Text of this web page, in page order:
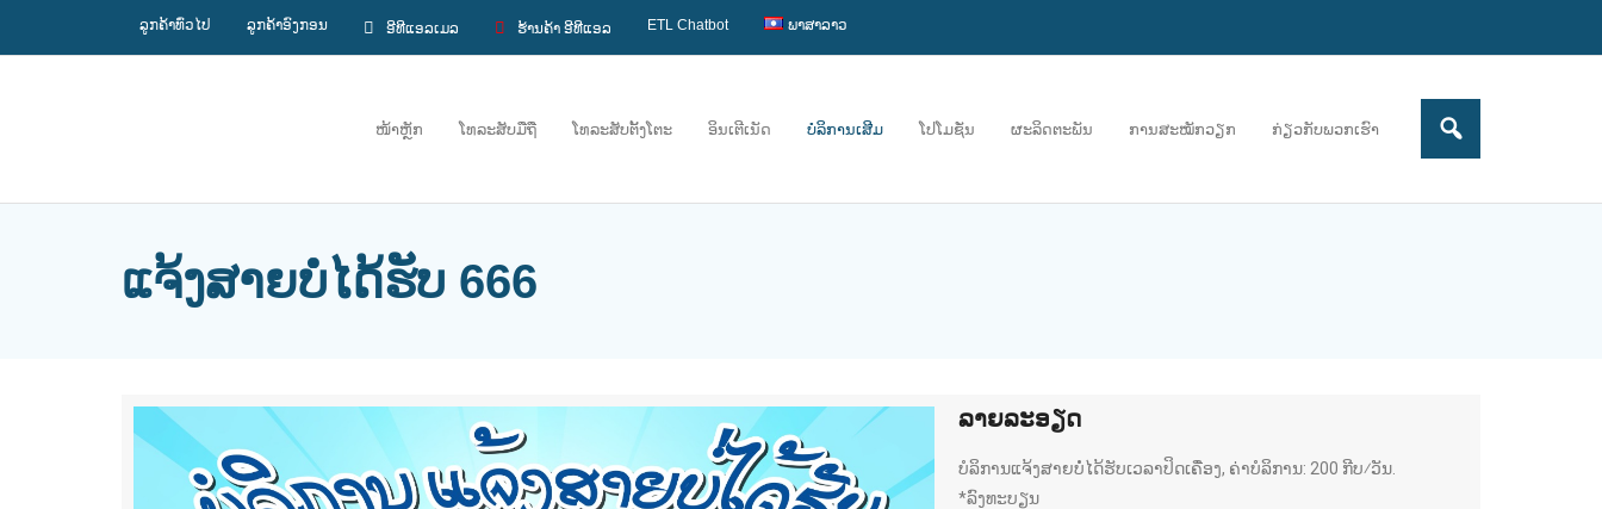
ລູກຄ້າທົ່ວໄປ ລູກຄ້າອົງກອນ ອີທີແອລເມລ ຮ້ານຄ້າ ອີທີແອລ ETL Chatbot ພາສາລາວ
ໜ້າຫຼັກ ໂທລະສັບມືຖື ໂທລະສັບຕັ້ງໂຕະ ອິນເຕີເນັດ ບໍລິການເສີມ ໂປໂມຊັ່ນ ຜະລິດຕະພັນ ການສະໝັກວຽກ ກ່ຽວກັບພວກເຮົາ
ແຈ້ງສາຍບໍ່ໄດ້ຮັບ 666
ລາຍລະອຽດ
ບໍລິການແຈ້ງສາຍບໍ່ໄດ້ຮັບເວລາປິດເຄື່ອງ, ຄ່າບໍລິການ: 200 ກີບ⁄ວັນ.
*ລົງທະບຽນ